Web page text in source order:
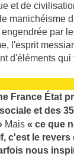
et de
manichéisme
par
l'esprit
d'éléments qui
France État
et des
Mais « ce que
c'est le revers
nous